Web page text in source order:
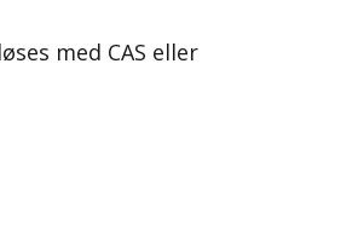
med CAS eller